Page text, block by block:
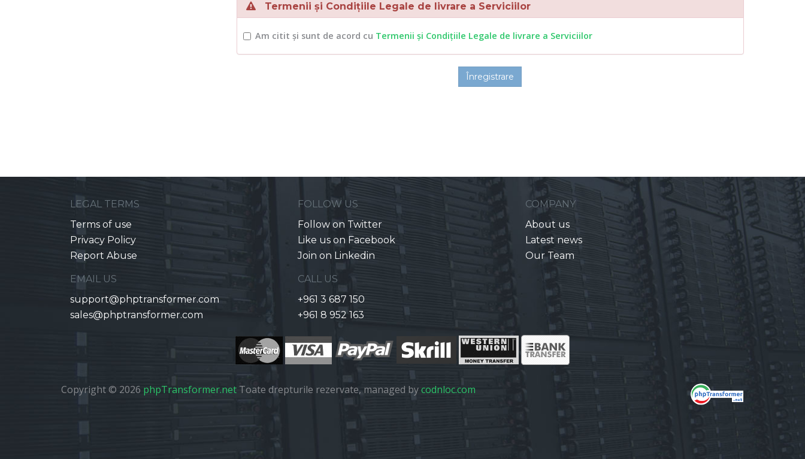
Termenii și Condițiile Legale de livrare a Serviciilor
Am citit și sunt de acord cu Termenii și Condițiile Legale de livrare a Serviciilor
LEGAL TERMS
Terms of use
Privacy Policy
Report Abuse
FOLLOW US
Follow on Twitter
Like us on Facebook
Join on Linkedin
COMPANY
About us
Latest news
Our Team
EMAIL US
support@phptransformer.com
sales@phptransformer.com
CALL US
+961 3 687 150
+961 8 952 163
Copyright © 2026 phpTransformer.net Toate drepturile rezervate, managed bycodnloc.com